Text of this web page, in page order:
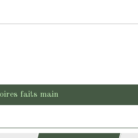
faits main